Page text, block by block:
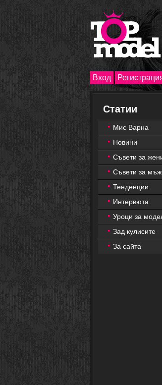
Вход
Статии
Мис Варна
Новини
Съвети за
Съвети за
Тенденции
Интервюта
Уроци за
Зад кулисите
За сайта